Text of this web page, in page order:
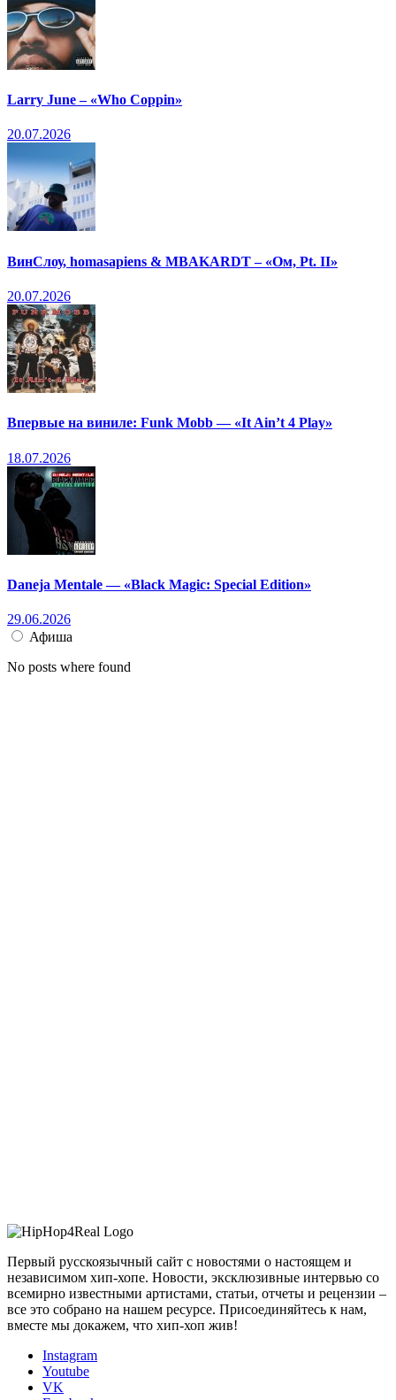
Larry June – «Who Coppin»
20.07.2026
ВинСлоу, homasapiens & MBAKARDT – «Ом, Pt. II»
20.07.2026
Впервые на виниле: Funk Mobb — «It Ain’t 4 Play»
18.07.2026
Daneja Mentale — «Black Magic: Special Edition»
29.06.2026
Афиша
No posts where found
Первый русскоязычный сайт с новостями о настоящем и
независимом хип-хопе. Новости, эксклюзивные интервью со
всемирно известными артистами, статьи, отчеты и рецензии –
все это собрано на нашем ресурсе. Присоединяйтесь к нам,
вместе мы докажем, что хип-хоп жив!
Instagram
Youtube
VK